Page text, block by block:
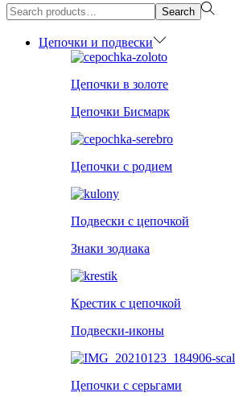
Search
for:>
Search
Цепочки и подвески
Цепочки в золоте
Цепочки Бисмарк
Цепочки с родием
Подвески с цепочкой
Знаки зодиака
Крестик с цепочкой
Подвески-иконы
Цепочки с серьгами